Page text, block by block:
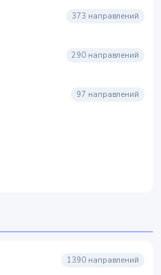
373 направлений
290 направлений
97 направлений
1390 направлений